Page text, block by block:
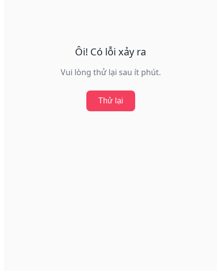
Ôi! Có lỗi xảy ra
Vui lòng thử lại sau ít phút.
Thử lại